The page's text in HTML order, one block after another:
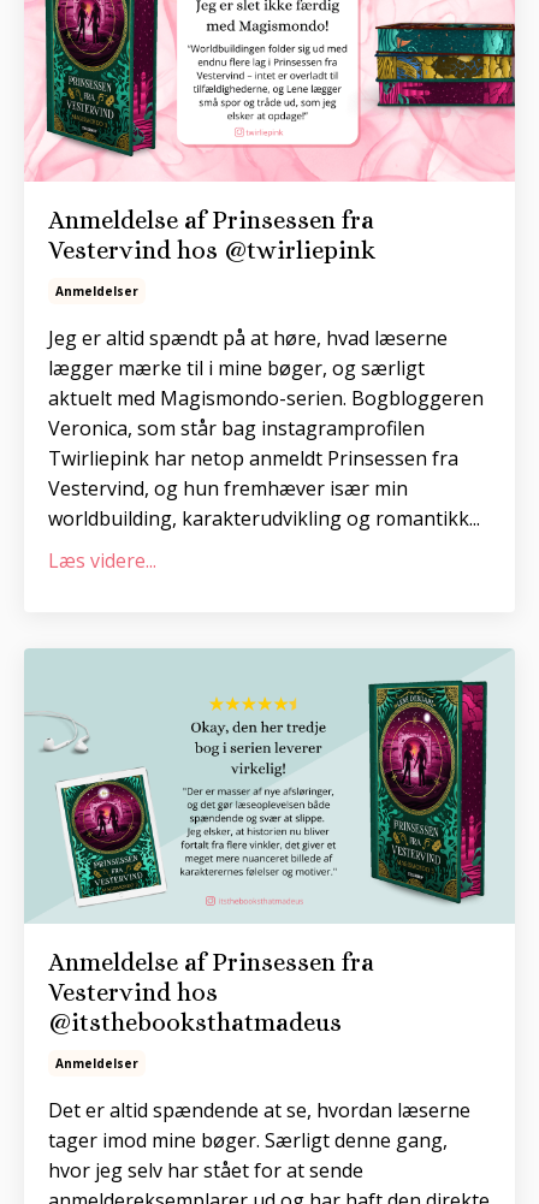
Anmeldelse af Prinsessen fra
Vestervind hos @twirliepink
Anmeldelser
Jeg er altid spændt på at høre, hvad læserne
lægger mærke til i mine bøger, og særligt
aktuelt med Magismondo-serien. Bogbloggeren
Veronica, som står bag instagramprofilen
Twirliepink har netop anmeldt Prinsessen fra
Vestervind, og hun fremhæver især min
worldbuilding, karakterudvikling og romantikk...
Læs videre...
Anmeldelse af Prinsessen fra
Vestervind hos
@itsthebooksthatmadeus
Anmeldelser
Det er altid spændende at se, hvordan læserne
tager imod mine bøger. Særligt denne gang,
hvor jeg selv har stået for at sende